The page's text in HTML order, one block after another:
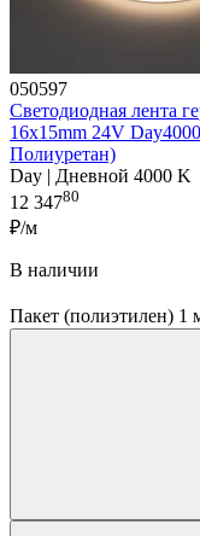
050597
Светодиодная лента
16x15mm 24V
Полиуретан)
Day | Дневной 4000 K
12 34780
₽/м
В наличии
Пакет (полиэтилен)